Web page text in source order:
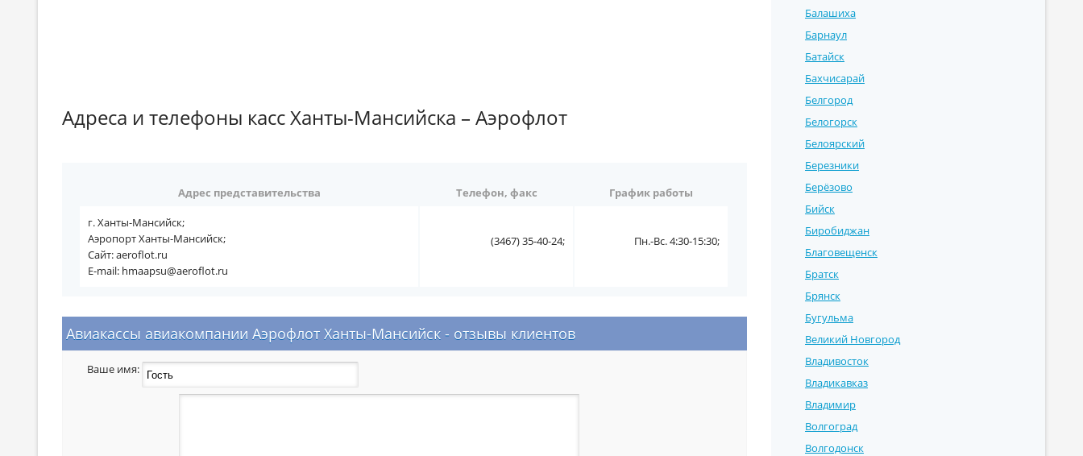
Адреса и телефоны касс Ханты-Мансийска – Аэрофлот
Адрес представительства Телефон, факс График работы
г. Ханты-Мансийск;
Аэропорт Ханты-Мансийск;
Сайт: aeroflot.ru
E-mail: hmaapsu@aeroflot.ru
(3467) 35-40-24; Пн.-Вс. 4:30-15:30;
Авиакассы авиакомпании Аэрофлот Ханты-Мансийск - отзывы клиентов
Ваше имя:
Балашиха
Барнаул
Батайск
Бахчисарай
Белгород
Белогорск
Белоярский
Березники
Берёзово
Бийск
Биробиджан
Благовещенск
Братск
Брянск
Бугульма
Великий Новгород
Владивосток
Владикавказ
Владимир
Волгоград
Волгодонск